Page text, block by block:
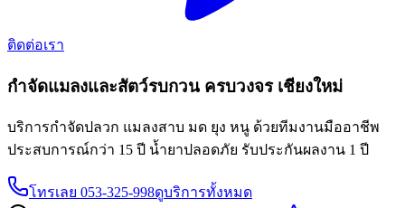
ติดต่อเรา
กำจัดแมลงและสัตว์รบกวน ครบวงจร เชียงใหม่
บริการกำจัดปลวก แมลงสาบ มด ยุง หนู ด้วยทีมงานมืออาชีพ
ประสบการณ์กว่า 15 ปี น้ำยาปลอดภัย รับประกันผลงาน 1 ปี
โทรเลย 053-325-998ดูบริการทั้งหมด